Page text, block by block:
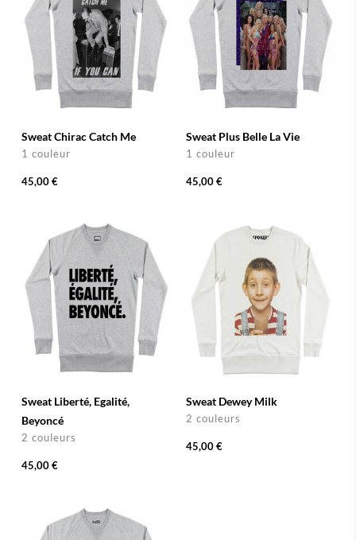
Sweat Chirac Catch Me
1 couleur
45,00 €
Sweat Plus Belle La Vie
1 couleur
45,00 €
Sweat Liberté, Egalité,
Beyoncé
2 couleurs
45,00 €
Sweat Dewey Milk
2 couleurs
45,00 €